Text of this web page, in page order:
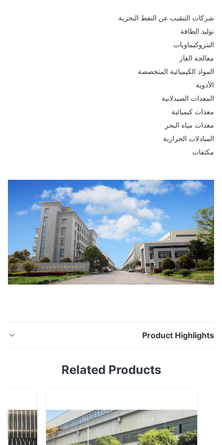
التنقيب عن النفط البحرية
الطاقة
الغاز
الكيميائية المتخصصة
الصيدلانية
كيميائية
مياه البحر
الحرارية
Product
المقاومة للصدأ لمبدل الحرارة الأنبوب U Bend.التلدين بالمحلول
الفولاذ المقاوم للصدأ على نطاق واسع في أنظمة المبادلات
الحراري...
Related Products